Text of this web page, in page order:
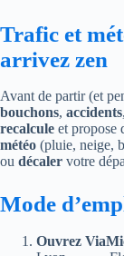
Trafic et
arrivez zen
Avant de partir (et
bouchons, accidents,
recalcule et propose
météo (pluie, neige,
ou décaler votre
Mode
Ouvrez